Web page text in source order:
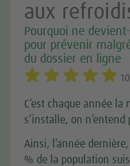
aux
Pourquoi ne
pour prévenir
du dossier en ligne
C’est chaque année
s’installe, on
Ainsi, l’année
% de la population